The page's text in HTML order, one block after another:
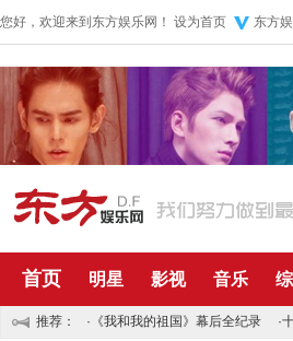
您好，欢迎来到东方娱乐网！ 设为首页 东方
首页 明星 影视 音乐
推荐： · 《我和我的祖国》幕后全纪录 ·